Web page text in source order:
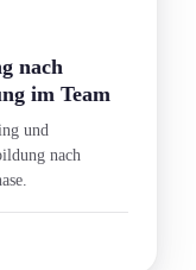
nach
im Team
und
nach